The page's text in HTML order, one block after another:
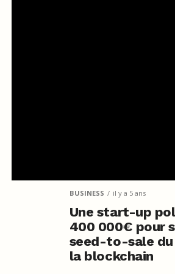
BUSINESS il y a 5 ans
Une start-up
400 000€ pour
seed-to-sale du
la blockchain